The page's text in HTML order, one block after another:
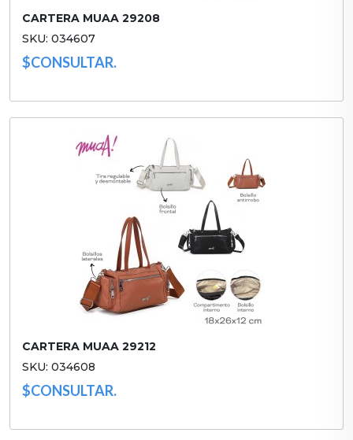
CARTERA MUAA 29208
SKU: 034607
$CONSULTAR.
CARTERA MUAA 29212
SKU: 034608
$CONSULTAR.